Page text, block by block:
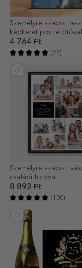
Személyre szabott
képkeret portréfotóval
4 764 Ft
(23)
Személyre szabott
családi fotóval
8 893 Ft
(100)